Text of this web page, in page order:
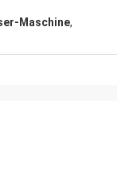
Maschine,